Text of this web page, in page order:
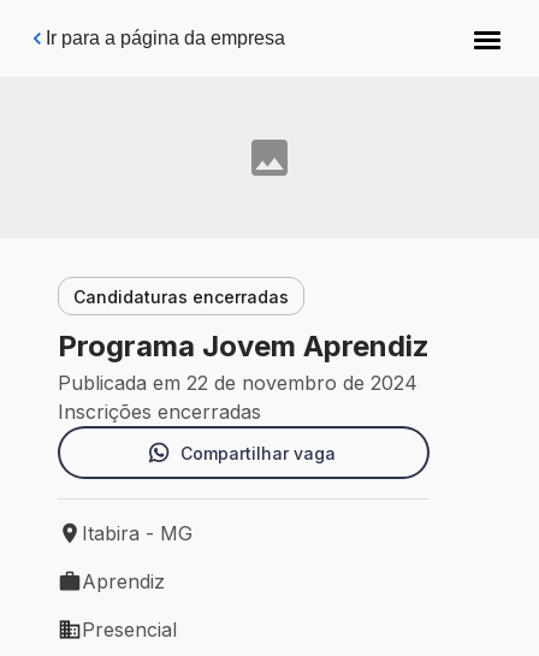
Pular para o conteúdo principal
Ir para a página da empresa
Candidaturas encerradas
Programa Jovem Aprendiz
Publicada em 22 de novembro de 2024
Inscrições encerradas
Compartilhar vaga
Local de trabalho: Itabira - MG
Itabira - MG
Tipo de vaga: Aprendiz
Aprendiz
Modelo de trabalho: Presencial
Presencial